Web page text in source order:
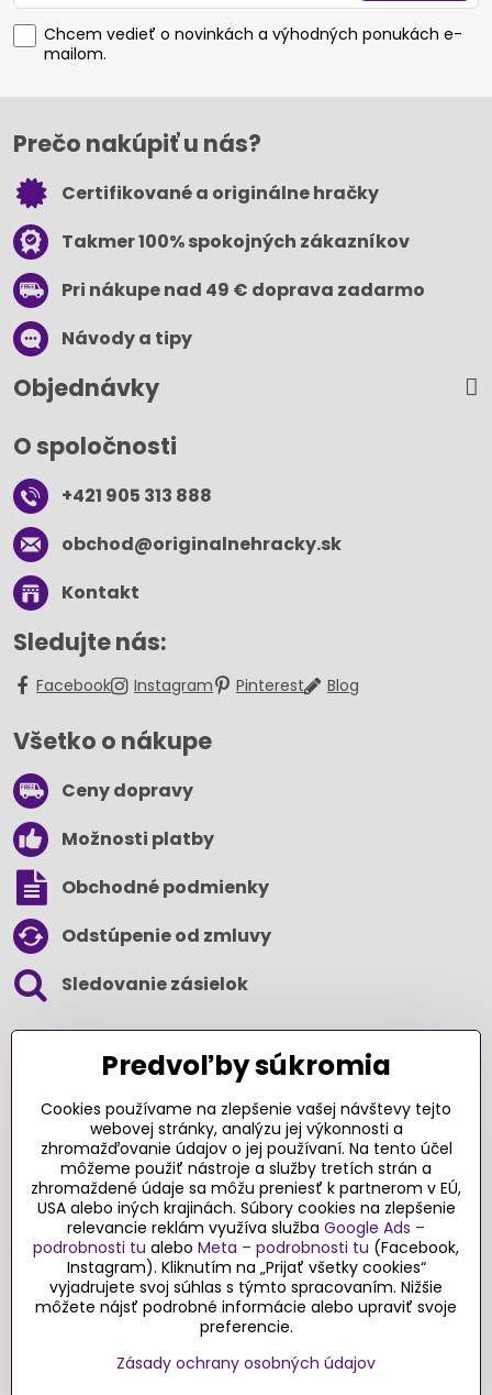
Chcem vedieť o novinkách a výhodných ponukách e-
mailom.
Prečo nakúpiť u nás?
Certifikované a originálne hračky
Takmer 100% spokojných zákazníkov
Pri nákupe nad 49 € doprava zadarmo
Návody a tipy
Objednávky
O spoločnosti
+421 905 313 888
obchod​@originalnehracky​.sk
Kontakt
Sledujte nás:
Facebook Instagram Pinterest Blog
Všetko o nákupe
Ceny dopravy
Možnosti platby
Obchodné podmienky
Odstúpenie od zmluvy
Sledovanie zásielok
Ďakujeme za podporu
Sme slovenský e-shop​. Fungujeme len
vďaka vám – rodičom a všetkým, ktorí veria
v poctivý výber kvalitných hračiek s
pridanou hodnotou​. Každý nákup na
Originalnehracky​.sk je pre nás podporou a
motiváciou prinášať hračky a produkty,
ktoré majú zmysel​.
Predvoľby súkromia
Cookies používame na zlepšenie vašej návštevy tejto
webovej stránky, analýzu jej výkonnosti a
zhromažďovanie údajov o jej používaní. Na tento účel
môžeme použiť nástroje a služby tretích strán a
zhromaždené údaje sa môžu preniesť k partnerom v EÚ,
USA alebo iných krajinách. Súbory cookies na zlepšenie
relevancie reklám využíva služba Google Ads –
podrobnosti tu alebo Meta – podrobnosti tu (Facebook,
Instagram). Kliknutím na „Prijať všetky cookies“
vyjadrujete svoj súhlas s týmto spracovaním. Nižšie
môžete nájsť podrobné informácie alebo upraviť svoje
preferencie.
Zásady ochrany osobných údajov